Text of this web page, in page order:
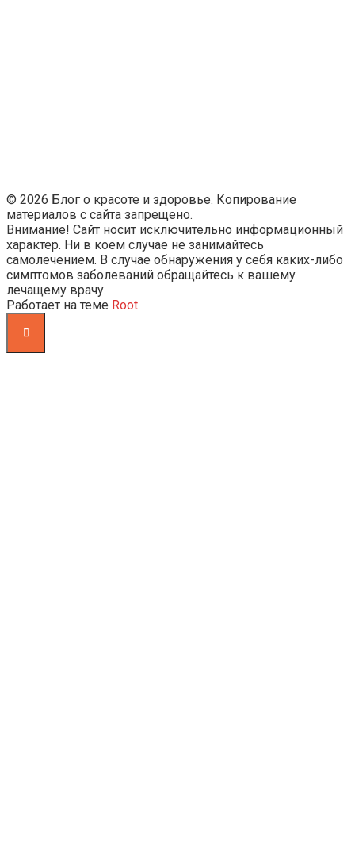
© 2026 Блог о красоте и здоровье. Копирование
материалов с сайта запрещено.
Внимание! Сайт носит исключительно информационный
характер. Ни в коем случае не занимайтесь
самолечением. В случае обнаружения у себя каких-либо
симптомов заболеваний обращайтесь к вашему
лечащему врачу.
Работает на теме Root